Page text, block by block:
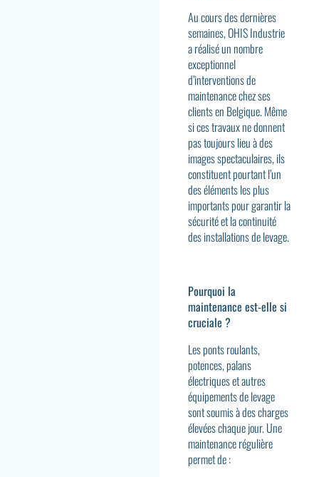
Au cours des dernières
semaines, OHIS Industrie
a réalisé un nombre
exceptionnel
d’interventions de
maintenance chez ses
clients en Belgique. Même
si ces travaux ne donnent
pas toujours lieu à des
images spectaculaires, ils
constituent pourtant l’un
des éléments les plus
importants pour garantir la
sécurité et la continuité
des installations de levage.
Pourquoi la
maintenance est-elle si
cruciale ?
Les ponts roulants,
potences, palans
électriques et autres
équipements de levage
sont soumis à des charges
élevées chaque jour. Une
maintenance régulière
permet de :